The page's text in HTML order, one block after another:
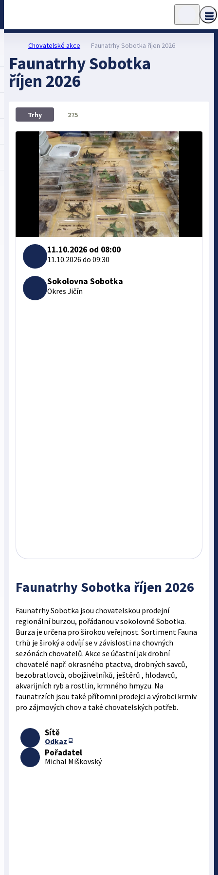
Chovatelské akce Faunatrhy Sobotka říjen 2026
Faunatrhy Sobotka
říjen 2026
Trhy 275
11.10.2026 od 08:00
11.10.2026 do 09:30
Sokolovna Sobotka
Okres Jičín
Faunatrhy Sobotka říjen 2026
Faunatrhy Sobotka jsou chovatelskou prodejní
regionální burzou, pořádanou v sokolovně Sobotka.
Burza je určena pro širokou veřejnost. Sortiment Fauna
trhů je široký a odvíjí se v závislosti na chovných
sezónách chovatelů. Akce se účastní jak drobní
chovatelé např. okrasného ptactva, drobných savců,
bezobratlovců, obojživelníků, ještěrů , hlodavců,
akvarijních ryb a rostlin, krmného hmyzu. Na
faunatrzích jsou také přítomni prodejci a výrobci krmiv
pro zájmových chov a také chovatelských potřeb.
Sítě
Odkaz
Pořadatel
Michal Miškovský